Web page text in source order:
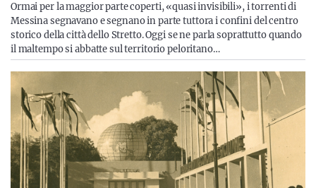
Ormai per la maggior parte coperti, «quasi invisibili», i torrenti di
Messina segnavano e segnano in parte tuttora i confini del centro
storico della città dello Stretto. Oggi se ne parla soprattutto quando
il maltempo si abbatte sul territorio peloritano…